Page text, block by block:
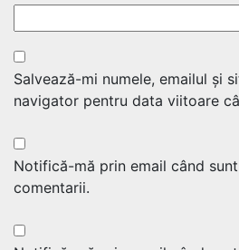
Salvează-mi numele, emailul și
navigator pentru data viitoare
Notifică-mă prin email când
comentarii.